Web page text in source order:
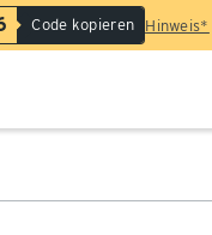
Code kopieren Hinweis*